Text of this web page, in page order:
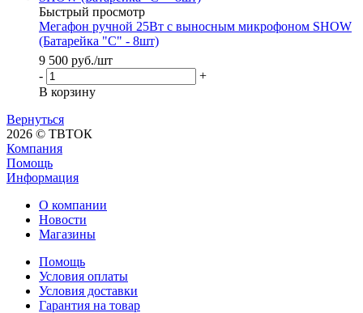
Быстрый просмотр
Мегафон ручной 25Вт c выносным микрофоном SHOW
(Батарейка "С" - 8шт)
9 500 руб./шт
-
+
В корзину
Вернуться
2026 © ТВТОК
Компания
Помощь
Информация
О компании
Новости
Магазины
Помощь
Условия оплаты
Условия доставки
Гарантия на товар